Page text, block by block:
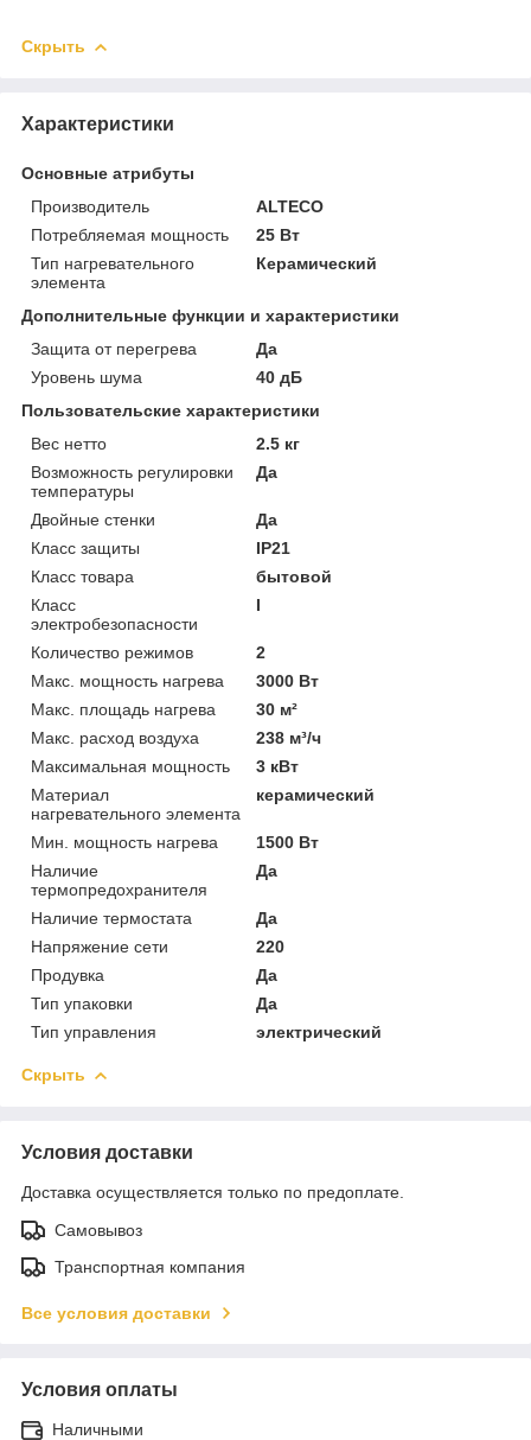
Скрыть
Характеристики
Основные атрибуты
Производитель
ALTECO
Потребляемая мощность
25 Вт
Тип нагревательного
элемента
Керамический
Дополнительные функции и характеристики
Защита от перегрева
Да
Уровень шума
40 дБ
Пользовательские характеристики
Вес нетто
2.5 кг
Возможность регулировки
температуры
Да
Двойные стенки
Да
Класс защиты
IP21
Класс товара
бытовой
Класс
электробезопасности
I
Количество режимов
2
Макс. мощность нагрева
3000 Вт
Макс. площадь нагрева
30 м²
Макс. расход воздуха
238 м³/ч
Максимальная мощность
3 кВт
Материал
нагревательного элемента
керамический
Мин. мощность нагрева
1500 Вт
Наличие
термопредохранителя
Да
Наличие термостата
Да
Напряжение сети
220
Продувка
Да
Тип упаковки
Да
Тип управления
электрический
Скрыть
Условия доставки
Доставка осуществляется только по предоплате.
Самовывоз
Транспортная компания
Все условия доставки
Условия оплаты
Наличными